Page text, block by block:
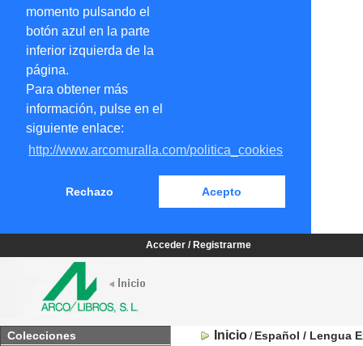
momento pulsando el
botón azul en la parte
inferior izquierda de la
página.
Para obtener más
información, pulse en el
siguiente enlace:
http://www.arcomuralla.com/politica_cookies
Rechazo Acepto
Acceder / Registrarme
Colecciones
Inicio / Español / Lengua